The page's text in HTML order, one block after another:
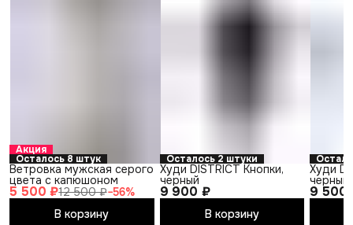
Акция
Осталось 8 штук
5 500 ₽12 500 ₽−56%
Ветровка мужская серого
цвета с капюшоном
В корзину
Осталось 2 штуки
9 900 ₽
Худи DISTRICT Кнопки,
черный
В корзину
9 500
Худи
черный